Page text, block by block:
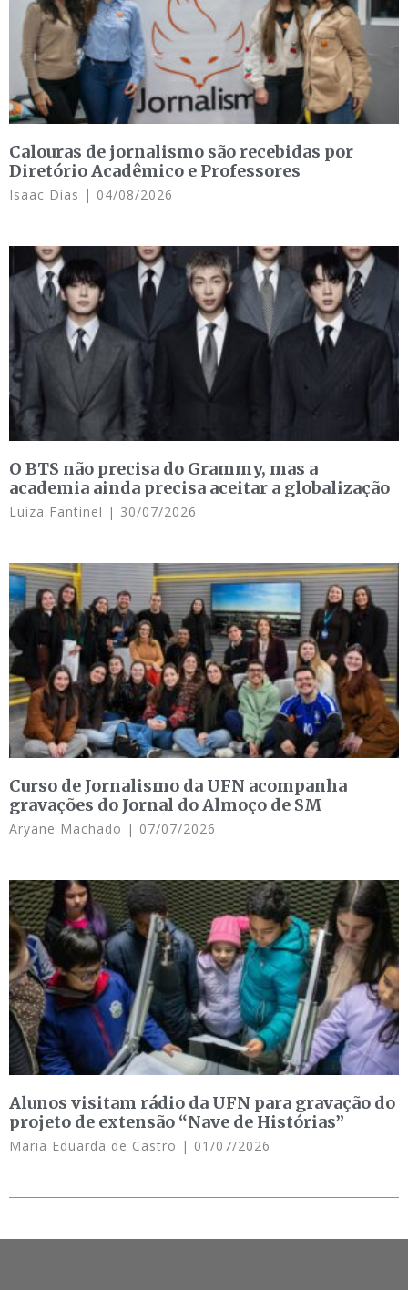
Calouras de jornalismo são recebidas por
Diretório Acadêmico e Professores
Isaac Dias 04/08/2026
O BTS não precisa do Grammy, mas a
academia ainda precisa aceitar a globalização
Luiza Fantinel 30/07/2026
Curso de Jornalismo da UFN acompanha
gravações do Jornal do Almoço de SM
Aryane Machado 07/07/2026
Alunos visitam rádio da UFN para gravação do
projeto de extensão “Nave de Histórias”
Maria Eduarda de Castro 01/07/2026